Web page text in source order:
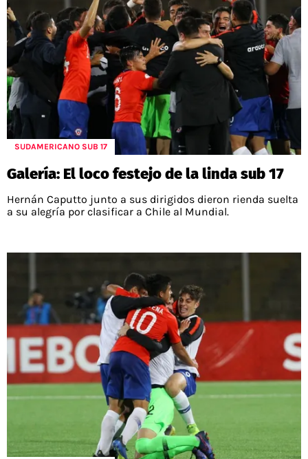
Todos los derechos reservados
SUDAMERICANO SUB 17
Galería: El loco festejo de la linda sub 17
Hernán Caputto junto a sus dirigidos dieron rienda suelta
a su alegría por clasificar a Chile al Mundial.